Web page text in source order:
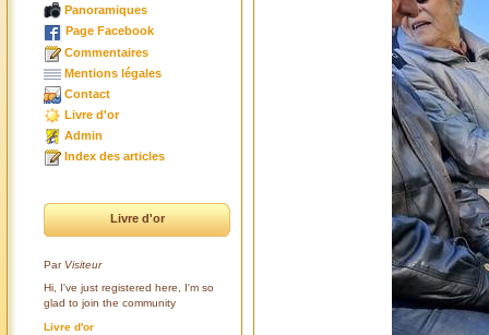
Panoramiques
Page Facebook
Commentaires
Mentions légales
Contact
Livre d'or
Admin
Index des articles
Livre d'or
Par Visiteur
Hi, I've just registered here, I'm so
glad to join the community
Livre d'or